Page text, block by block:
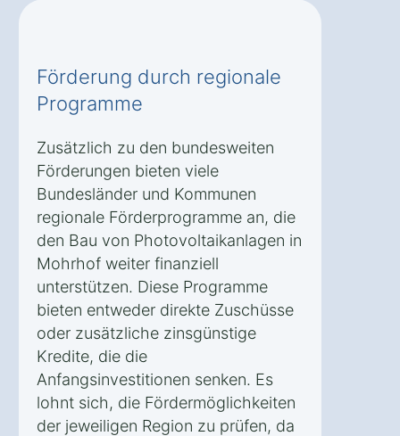
Förderung durch regionale
Programme
Zusätzlich zu den bundesweiten
Förderungen bieten viele
Bundesländer und Kommunen
regionale Förderprogramme an, die
den Bau von Photovoltaikanlagen in
Mohrhof weiter finanziell
unterstützen. Diese Programme
bieten entweder direkte Zuschüsse
oder zusätzliche zinsgünstige
Kredite, die die
Anfangsinvestitionen senken. Es
lohnt sich, die Fördermöglichkeiten
der jeweiligen Region zu prüfen, da